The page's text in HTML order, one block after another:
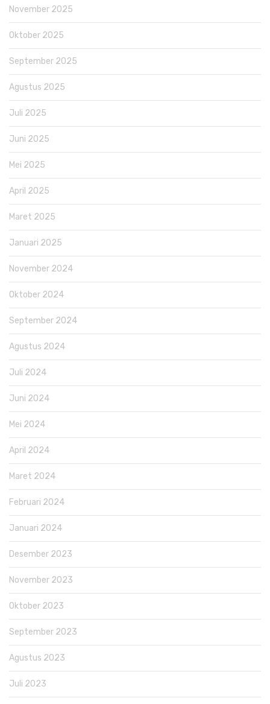
November 2025
Oktober 2025
September 2025
Agustus 2025
Juli 2025
Juni 2025
Mei 2025
April 2025
Maret 2025
Januari 2025
November 2024
Oktober 2024
September 2024
Agustus 2024
Juli 2024
Juni 2024
Mei 2024
April 2024
Maret 2024
Februari 2024
Januari 2024
Desember 2023
November 2023
Oktober 2023
September 2023
Agustus 2023
Juli 2023